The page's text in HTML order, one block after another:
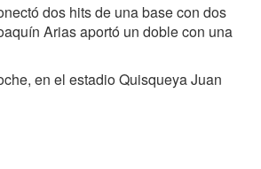
dos hits de una base con dos
Arias aportó un doble con una
en el estadio Quisqueya Juan